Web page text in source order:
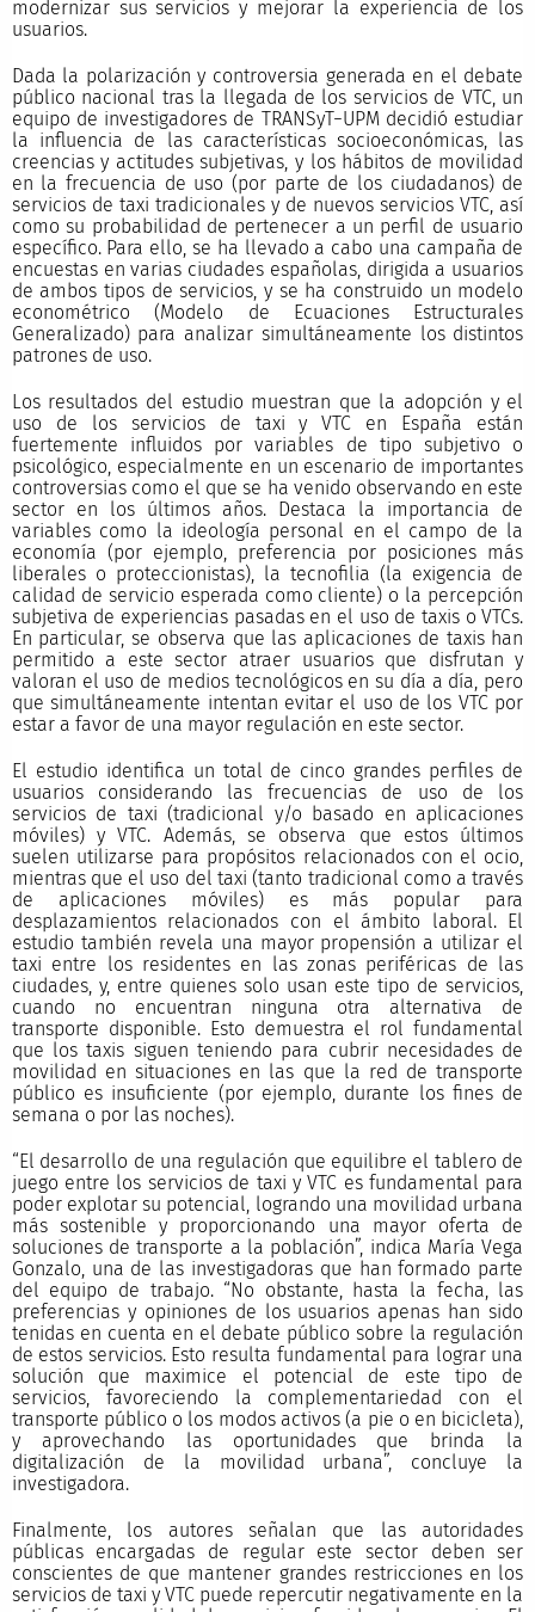
modernizar sus servicios y mejorar la experiencia de los
usuarios.
Dada la polarización y controversia generada en el debate
público nacional tras la llegada de los servicios de VTC, un
equipo de investigadores de TRANSyT−UPM decidió estudiar
la influencia de las características socioeconómicas, las
creencias y actitudes subjetivas, y los hábitos de movilidad
en la frecuencia de uso (por parte de los ciudadanos) de
servicios de taxi tradicionales y de nuevos servicios VTC, así
como su probabilidad de pertenecer a un perfil de usuario
específico. Para ello, se ha llevado a cabo una campaña de
encuestas en varias ciudades españolas, dirigida a usuarios
de ambos tipos de servicios, y se ha construido un modelo
econométrico (Modelo de Ecuaciones Estructurales
Generalizado) para analizar simultáneamente los distintos
patrones de uso.
Los resultados del estudio muestran que la adopción y el
uso de los servicios de taxi y VTC en España están
fuertemente influidos por variables de tipo subjetivo o
psicológico, especialmente en un escenario de importantes
controversias como el que se ha venido observando en este
sector en los últimos años. Destaca la importancia de
variables como la ideología personal en el campo de la
economía (por ejemplo, preferencia por posiciones más
liberales o proteccionistas), la tecnofilia (la exigencia de
calidad de servicio esperada como cliente) o la percepción
subjetiva de experiencias pasadas en el uso de taxis o VTCs.
En particular, se observa que las aplicaciones de taxis han
permitido a este sector atraer usuarios que disfrutan y
valoran el uso de medios tecnológicos en su día a día, pero
que simultáneamente intentan evitar el uso de los VTC por
estar a favor de una mayor regulación en este sector.
El estudio identifica un total de cinco grandes perfiles de
usuarios considerando las frecuencias de uso de los
servicios de taxi (tradicional y/o basado en aplicaciones
móviles) y VTC. Además, se observa que estos últimos
suelen utilizarse para propósitos relacionados con el ocio,
mientras que el uso del taxi (tanto tradicional como a través
de aplicaciones móviles) es más popular para
desplazamientos relacionados con el ámbito laboral. El
estudio también revela una mayor propensión a utilizar el
taxi entre los residentes en las zonas periféricas de las
ciudades, y, entre quienes solo usan este tipo de servicios,
cuando no encuentran ninguna otra alternativa de
transporte disponible. Esto demuestra el rol fundamental
que los taxis siguen teniendo para cubrir necesidades de
movilidad en situaciones en las que la red de transporte
público es insuficiente (por ejemplo, durante los fines de
semana o por las noches).
“El desarrollo de una regulación que equilibre el tablero de
juego entre los servicios de taxi y VTC es fundamental para
poder explotar su potencial, logrando una movilidad urbana
más sostenible y proporcionando una mayor oferta de
soluciones de transporte a la población”, indica María Vega
Gonzalo, una de las investigadoras que han formado parte
del equipo de trabajo. “No obstante, hasta la fecha, las
preferencias y opiniones de los usuarios apenas han sido
tenidas en cuenta en el debate público sobre la regulación
de estos servicios. Esto resulta fundamental para lograr una
solución que maximice el potencial de este tipo de
servicios, favoreciendo la complementariedad con el
transporte público o los modos activos (a pie o en bicicleta),
y aprovechando las oportunidades que brinda la
digitalización de la movilidad urbana”, concluye la
investigadora.
Finalmente, los autores señalan que las autoridades
públicas encargadas de regular este sector deben ser
conscientes de que mantener grandes restricciones en los
servicios de taxi y VTC puede repercutir negativamente en la